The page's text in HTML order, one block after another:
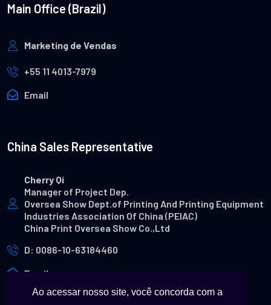
Main Office (Brazil)
Marketing de Vendas
+55 11 4013-7979
Email
China Sales Representative
Cherry Qi
Manager of Project Dep.
Oversea Show Dept.of Printing And Printing Equipment
Industries Association Of China (PEIAC)
China Print Oversea Show Co.,Ltd
D: 0086-10-63184460
Email
Ao acessar nosso site, você concorda com a